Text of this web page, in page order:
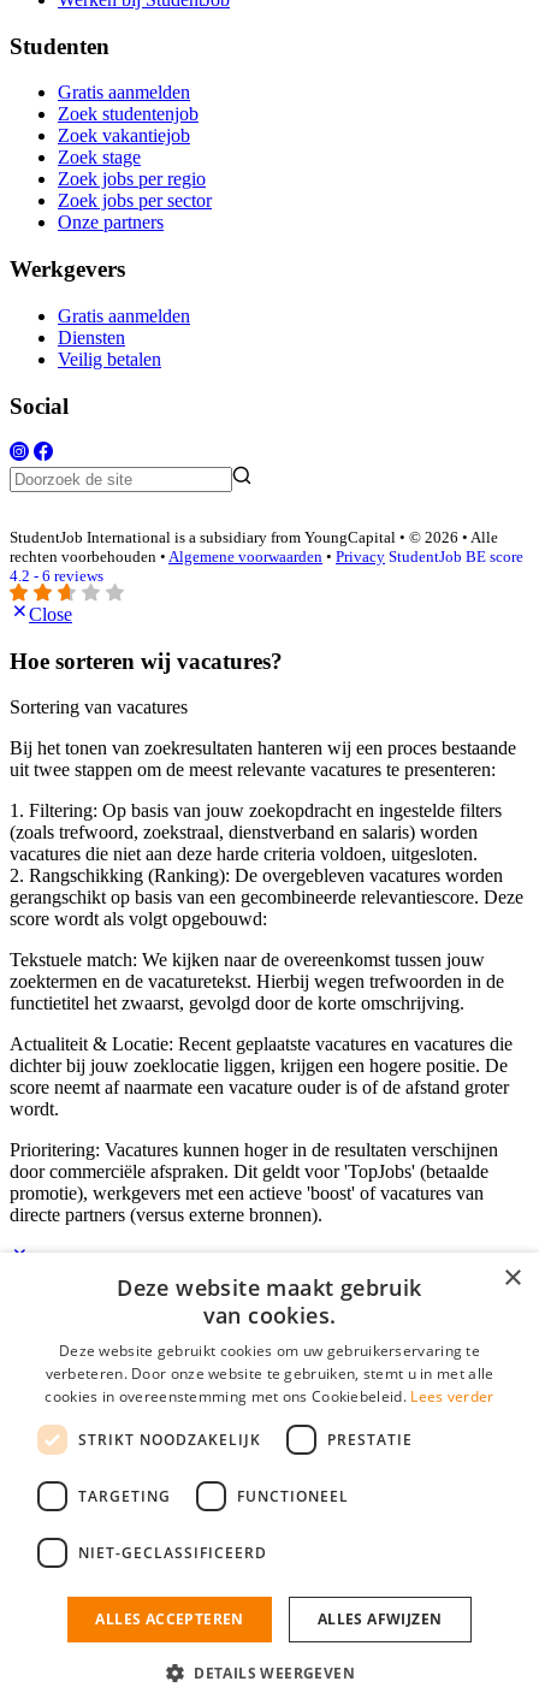
Studenten
Gratis aanmelden
Zoek studentenjob
Zoek vakantiejob
Zoek stage
Zoek jobs per regio
Zoek jobs per sector
Onze partners
Werkgevers
Gratis aanmelden
Diensten
Veilig betalen
Social
StudentJob International is a subsidiary from YoungCapital • © 2026 • Alle
rechten voorbehouden • Algemene voorwaarden • Privacy StudentJob BE score
4.2 - 6 reviews
Close
Hoe sorteren wij vacatures?
Sortering van vacatures
Bij het tonen van zoekresultaten hanteren wij een proces bestaande
uit twee stappen om de meest relevante vacatures te presenteren:
1. Filtering: Op basis van jouw zoekopdracht en ingestelde filters
(zoals trefwoord, zoekstraal, dienstverband en salaris) worden
vacatures die niet aan deze harde criteria voldoen, uitgesloten.
2. Rangschikking (Ranking): De overgebleven vacatures worden
gerangschikt op basis van een gecombineerde relevantiescore. Deze
score wordt als volgt opgebouwd:
Tekstuele match: We kijken naar de overeenkomst tussen jouw
zoektermen en de vacaturetekst. Hierbij wegen trefwoorden in de
functietitel het zwaarst, gevolgd door de korte omschrijving.
Actualiteit & Locatie: Recent geplaatste vacatures en vacatures die
dichter bij jouw zoeklocatie liggen, krijgen een hogere positie. De
score neemt af naarmate een vacature ouder is of de afstand groter
wordt.
Prioritering: Vacatures kunnen hoger in de resultaten verschijnen
door commerciële afspraken. Dit geldt voor 'TopJobs' (betaalde
promotie), werkgevers met een actieve 'boost' of vacatures van
directe partners (versus externe bronnen).
E-mail*
Wachtwoord
login gegevens onthouden
login
Bedrijf aanmelden
nieuwe collega/werknemer zo gevonden!
×
Deze website maakt gebruik
van cookies.
Deze website gebruikt cookies om uw gebruikerservaring te
verbeteren. Door onze website te gebruiken, stemt u in met alle
cookies in overeenstemming met ons Cookiebeleid. Lees verder
STRIKT NOODZAKELIJK PRESTATIE
TARGETING FUNCTIONEEL
NIET-GECLASSIFICEERD
ALLES ACCEPTEREN ALLES AFWIJZEN
DETAILS WEERGEVEN